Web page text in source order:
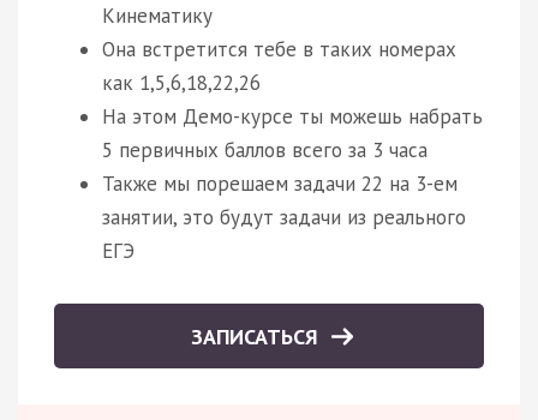
Кинематику
Она встретится тебе в таких номерах
как 1,5,6,18,22,26
На этом Демо-курсе ты можешь набрать
5 первичных баллов всего за 3 часа
Также мы порешаем задачи 22 на 3-ем
занятии, это будут задачи из реального
ЕГЭ
ЗАПИСАТЬСЯ